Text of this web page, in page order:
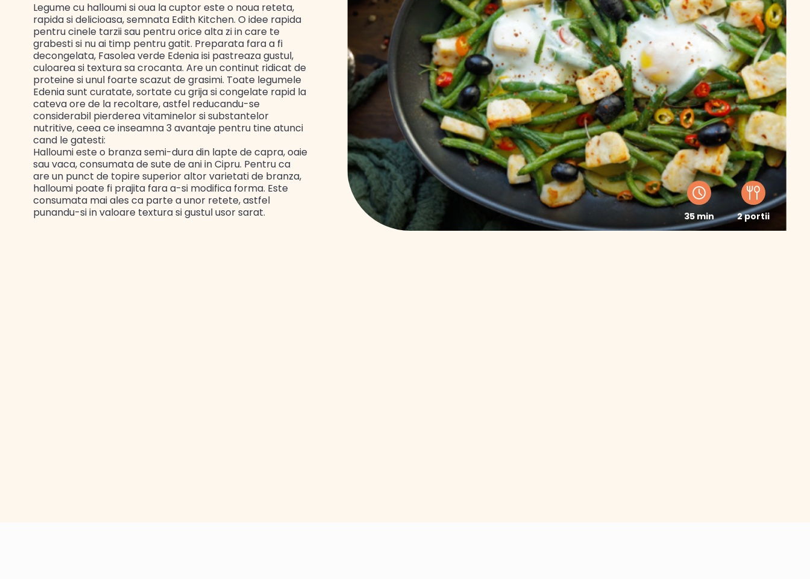
35 min 2 portii
Legume cu halloumi si oua la cuptor este o noua reteta,
rapida si delicioasa, semnata Edith Kitchen. O idee rapida
pentru cinele tarzii sau pentru orice alta zi in care te
grabesti si nu ai timp pentru gatit. Preparata fara a fi
decongelata, Fasolea verde Edenia isi pastreaza gustul,
culoarea si textura sa crocanta. Are un continut ridicat de
proteine si unul foarte scazut de grasimi. Toate legumele
Edenia sunt curatate, sortate cu grija si congelate rapid la
cateva ore de la recoltare, astfel reducandu-se
considerabil pierderea vitaminelor si substantelor
nutritive, ceea ce inseamna 3 avantaje pentru tine atunci
cand le gatesti:
Halloumi este o branza semi-dura din lapte de capra, oaie
sau vaca, consumata de sute de ani in Cipru. Pentru ca
are un punct de topire superior altor varietati de branza,
halloumi poate fi prajita fara a-si modifica forma. Este
consumata mai ales ca parte a unor retete, astfel
punandu-si in valoare textura si gustul usor sarat.